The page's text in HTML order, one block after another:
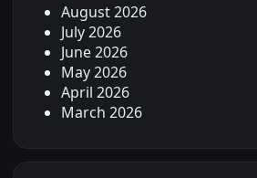
August 2026
July 2026
June 2026
May 2026
April 2026
March 2026